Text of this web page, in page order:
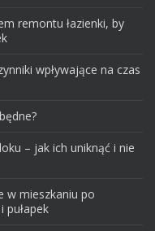
remontu łazienki, by
wpływające na czas
– jak ich uniknąć i nie
w mieszkaniu po
pułapek